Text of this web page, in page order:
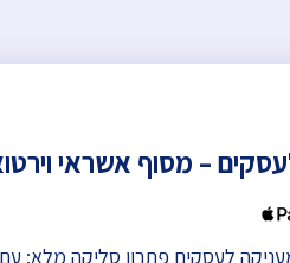
– מסוף אשראי
לעסקים פתרון סליקה מלא: